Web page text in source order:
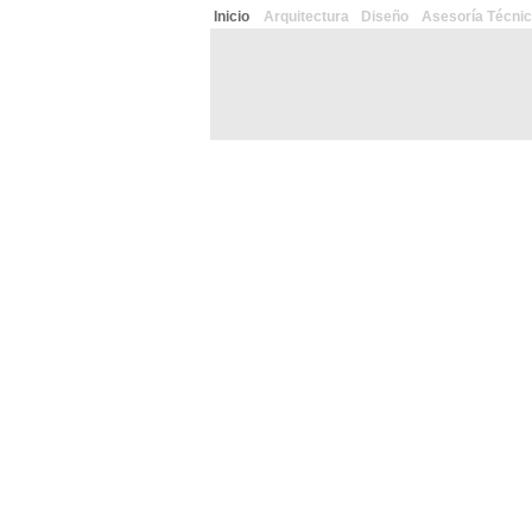
Inicio Arquitectura Diseño Asesoría